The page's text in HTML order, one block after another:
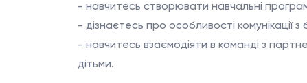
- навчитесь створювати навчальні
- дізнаєтесь про особливості комунікації з
- навчитесь взаємодіяти в команді з
дітьми.